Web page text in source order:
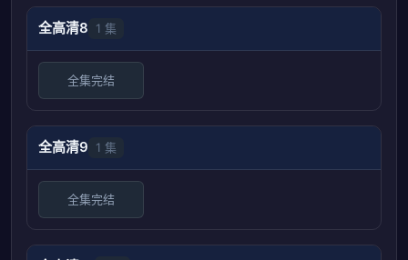
全高清8 1 集
全集完结
全高清9 1 集
全集完结